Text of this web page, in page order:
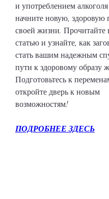
и употреблением
начните новую, здоровую
своей жизни. Прочитайте
статью и узнайте, как
стать вашим надежным
пути к здоровому образу
Подготовьтесь к
откройте дверь к новым
возможностям!
ПОДРОБНЕЕ ЗДЕСЬ